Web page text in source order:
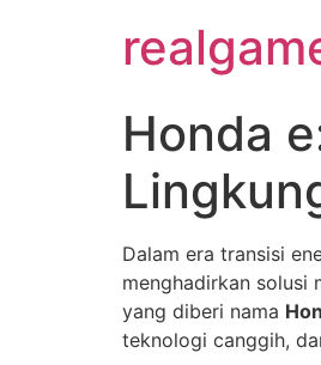
Honda
Dalam era transisi
menghadirkan solusi
yang diberi nama
teknologi canggih,